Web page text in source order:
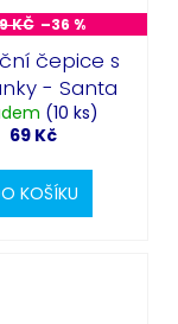
KČ –36 %
čepice s
- Santa
(10 ks)
69 Kč
KOŠÍKU